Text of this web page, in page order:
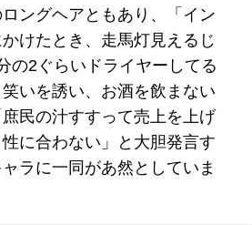
ングヘアともあり、「イン
けたとき、走馬灯見えるじ
の2ぐらいドライヤーしてる
いを誘い、お酒を飲まない
民の汁すすって売上を上げ
に合わない」と大胆発言す
ラに一同があ然としていま